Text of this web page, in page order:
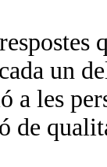
un
a les
de